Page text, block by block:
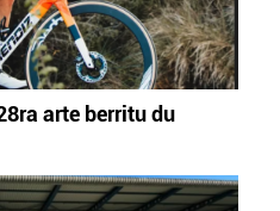
arte berritu du